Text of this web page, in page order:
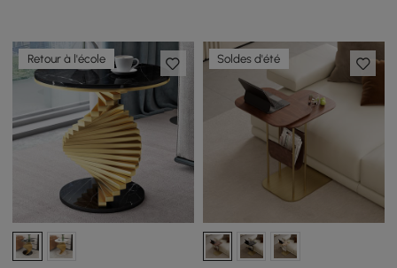
Retour à l'école Soldes d'été